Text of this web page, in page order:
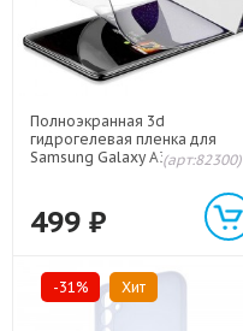
Полноэкранная 3d
гидрогелевая пленка для
Samsung Galaxy A34 5G(арт:82300)
499 ₽
-31% Хит